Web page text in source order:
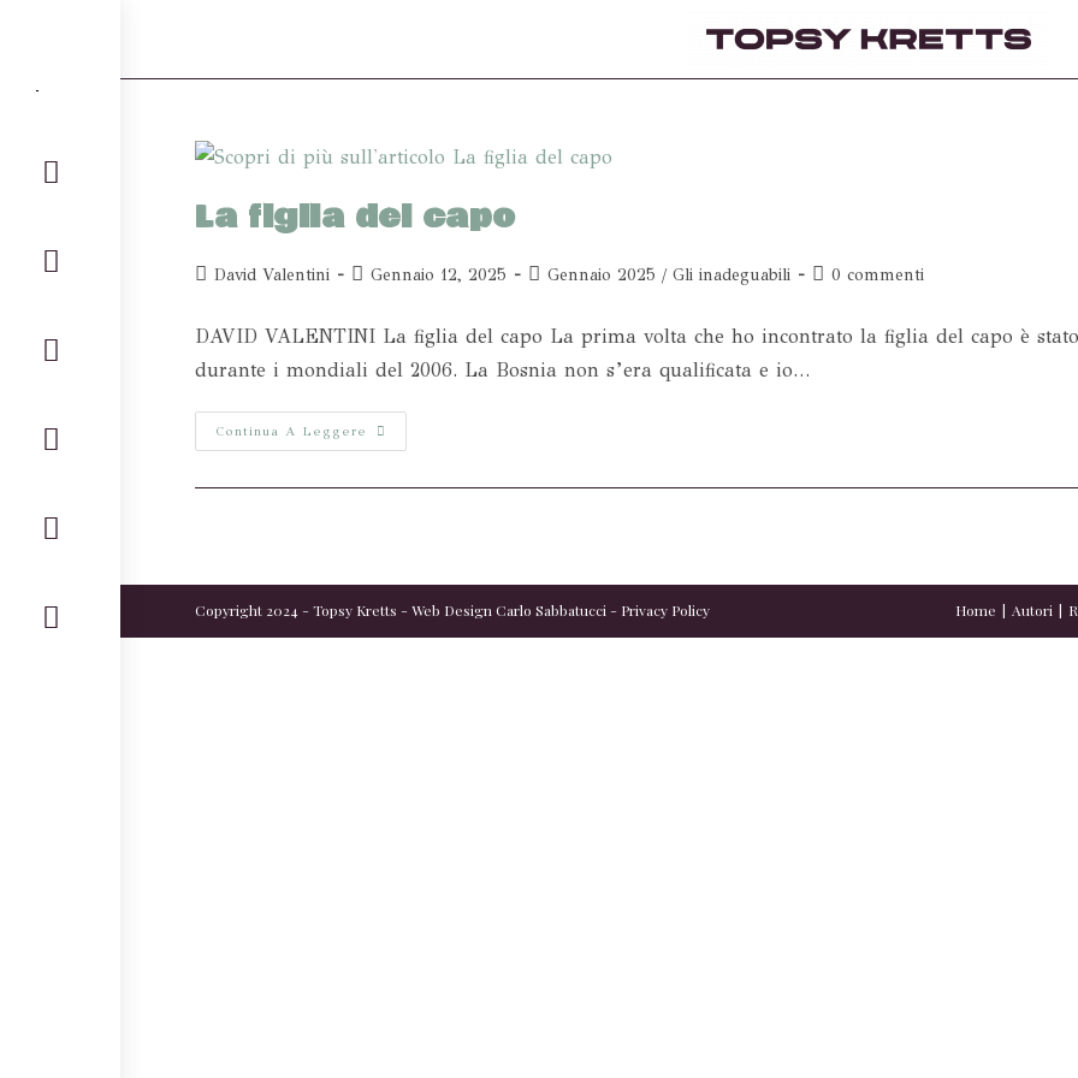
La figlia del capo
David Valentini Gennaio 12, 2025 Gennaio 2025 / Gli inadeguabili 0 commenti
DAVID VALENTINI La figlia del capo La prima volta che ho incontrato la figlia del capo è
durante i mondiali del 2006. La Bosnia non s’era qualificata e io…
Continua A Leggere
Home Autori
Copyright 2024 - Topsy Kretts - Web DesignCarlo Sabbatucci- Privacy Policy